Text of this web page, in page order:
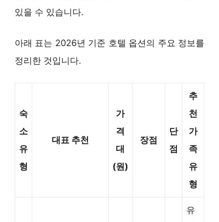
있을 수 있습니다.
아래 표는 2026년 기준 호텔 옵션의 주요 정보를
정리한 것입니다.
숙
소
유
형
대표 추천
가
격
대
(원)
장점
단
점
추
천
가
족
유
형
유